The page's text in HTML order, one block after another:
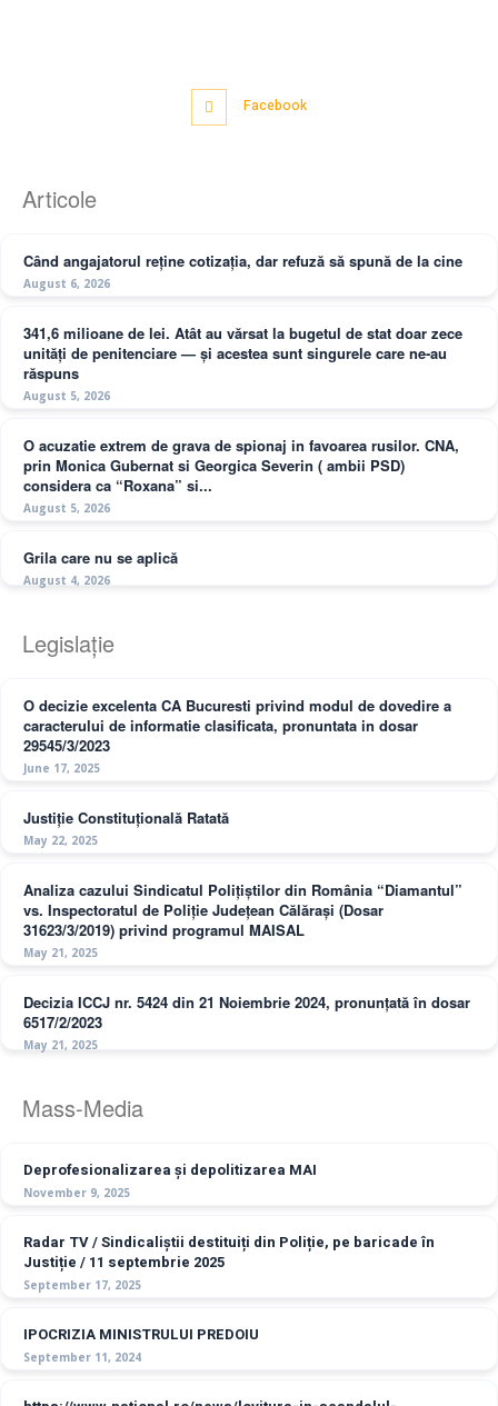
Facebook
Articole
Când angajatorul reține cotizația, dar refuză să spună de la cine
August 6, 2026
341,6 milioane de lei. Atât au vărsat la bugetul de stat doar zece
unități de penitenciare — și acestea sunt singurele care ne-au
răspuns
August 5, 2026
O acuzatie extrem de grava de spionaj in favoarea rusilor. CNA,
prin Monica Gubernat si Georgica Severin ( ambii PSD)
considera ca “Roxana” si...
August 5, 2026
Grila care nu se aplică
August 4, 2026
Legislație
O decizie excelenta CA Bucuresti privind modul de dovedire a
caracterului de informatie clasificata, pronuntata in dosar
29545/3/2023
June 17, 2025
Justiție Constituțională Ratată
May 22, 2025
Analiza cazului Sindicatul Polițiștilor din România “Diamantul”
vs. Inspectoratul de Poliție Județean Călărași (Dosar
31623/3/2019) privind programul MAISAL
May 21, 2025
Decizia ICCJ nr. 5424 din 21 Noiembrie 2024, pronunțată în dosar
6517/2/2023
May 21, 2025
Mass-Media
Deprofesionalizarea și depolitizarea MAI
November 9, 2025
Radar TV / Sindicaliștii destituiți din Poliție, pe baricade în
Justiție / 11 septembrie 2025
September 17, 2025
IPOCRIZIA MINISTRULUI PREDOIU
September 11, 2024